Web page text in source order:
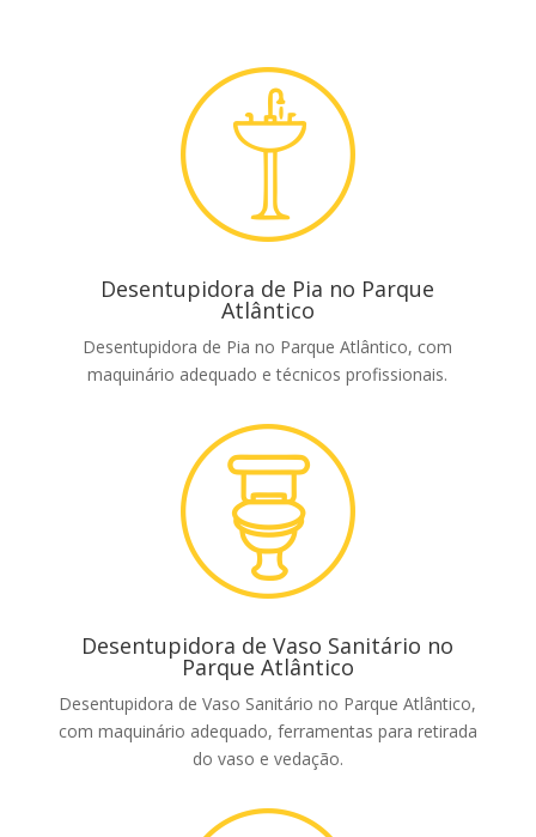
Desentupidora de Pia no Parque
Atlântico
Desentupidora de Pia no Parque Atlântico, com
maquinário adequado e técnicos profissionais.
Desentupidora de Vaso Sanitário no
Parque Atlântico
Desentupidora de Vaso Sanitário no Parque Atlântico,
com maquinário adequado, ferramentas para retirada
do vaso e vedação.